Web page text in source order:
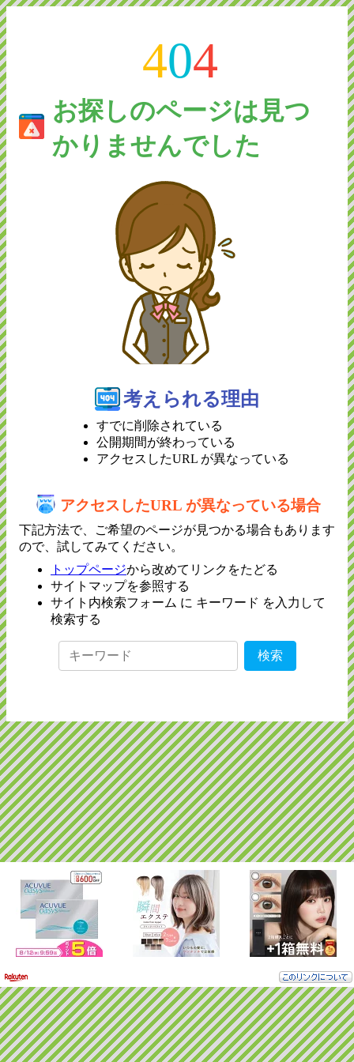
404
お探しのページは見つ
かりませんでした
考えられる理由
すでに削除されている
公開期間が終わっている
アクセスしたURL が異なっている
アクセスしたURL が異なっている場合
下記方法で、ご希望のページが見つかる場合もあります
ので、試してみてください。
トップページから改めてリンクをたどる
サイトマップを参照する
サイト内検索フォーム に キーワード を入力して
検索する
検索